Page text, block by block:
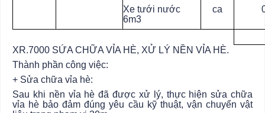
Xe tưới nước
6m3
ca
XR.7000 SỨA CHỮA VỈA HÈ, XỬ LÝ NỀN VỈA HÈ.
Thành phần công việc:
+ Sửa chữa vỉa hè:
Sau khi nền vỉa hè đã được xử lý, thực hiện sửa chữa
vỉa hè bảo đảm đúng yêu cầu kỹ thuật, vận chuyển vật